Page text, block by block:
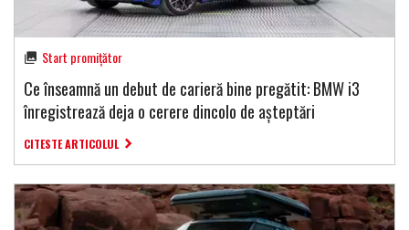
Start promițător
Ce înseamnă un debut de carieră bine pregătit: BMW i3
înregistrează deja o cerere dincolo de așteptări
CITESTE ARTICOLUL